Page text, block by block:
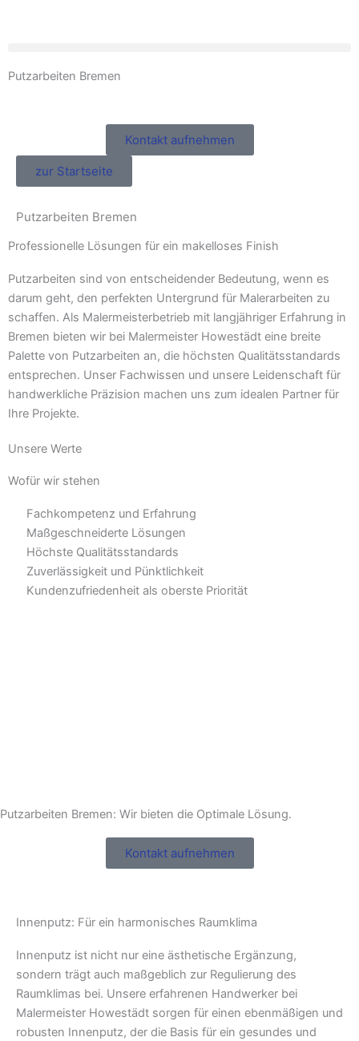
Putzarbeiten Bremen
Kontakt aufnehmen
zur Startseite
Putzarbeiten Bremen
Professionelle Lösungen für ein makelloses Finish
Putzarbeiten sind von entscheidender Bedeutung, wenn es
darum geht, den perfekten Untergrund für Malerarbeiten zu
schaffen. Als Malermeisterbetrieb mit langjähriger Erfahrung in
Bremen bieten wir bei Malermeister Howestädt eine breite
Palette von Putzarbeiten an, die höchsten Qualitätsstandards
entsprechen. Unser Fachwissen und unsere Leidenschaft für
handwerkliche Präzision machen uns zum idealen Partner für
Ihre Projekte.
Unsere Werte
Wofür wir stehen
Fachkompetenz und Erfahrung
Maßgeschneiderte Lösungen
Höchste Qualitätsstandards
Zuverlässigkeit und Pünktlichkeit
Kundenzufriedenheit als oberste Priorität
Putzarbeiten Bremen: Wir bieten die Optimale Lösung.
Kontakt aufnehmen
Innenputz: Für ein harmonisches Raumklima
Innenputz ist nicht nur eine ästhetische Ergänzung,
sondern trägt auch maßgeblich zur Regulierung des
Raumklimas bei. Unsere erfahrenen Handwerker bei
Malermeister Howestädt sorgen für einen ebenmäßigen und
robusten Innenputz, der die Basis für ein gesundes und